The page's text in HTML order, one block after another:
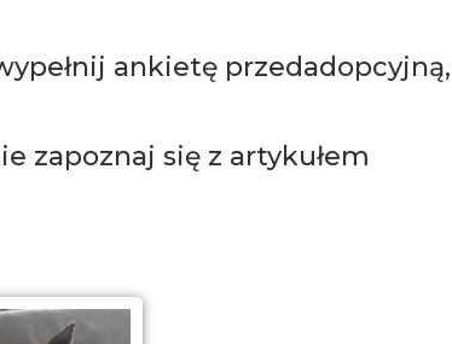
ankietę przedadopcyjną,
zapoznaj się z artykułem